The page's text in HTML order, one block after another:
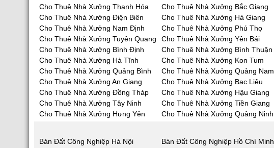
Cho Thuê Nhà Xưởng Thanh Hóa
Cho Thuê Nhà Xưởng Bắc Giang
Cho Thuê Nhà Xưởng Điện Biên
Cho Thuê Nhà Xưởng Hà Giang
Cho Thuê Nhà Xưởng Nam Định
Cho Thuê Nhà Xưởng Phú Thọ
Cho Thuê Nhà Xưởng Tuyên Quang
Cho Thuê Nhà Xưởng Yên Bái
Cho Thuê Nhà Xưởng Bình Định
Cho Thuê Nhà Xưởng Bình Thuận
Cho Thuê Nhà Xưởng Hà Tĩnh
Cho Thuê Nhà Xưởng Kon Tum
Cho Thuê Nhà Xưởng Quảng Bình
Cho Thuê Nhà Xưởng Quảng Nam
Cho Thuê Nhà Xưởng An Giang
Cho Thuê Nhà Xưởng Bạc Liêu
Cho Thuê Nhà Xưởng Đồng Tháp
Cho Thuê Nhà Xưởng Hậu Giang
Cho Thuê Nhà Xưởng Tây Ninh
Cho Thuê Nhà Xưởng Tiền Giang
Cho Thuê Nhà Xưởng Hưng Yên
Cho Thuê Nhà Xưởng Quảng Ninh
Bán Đất Công Nghiệp Hà Nội Bán Đất Công Nghiệp Hồ Chí Minh